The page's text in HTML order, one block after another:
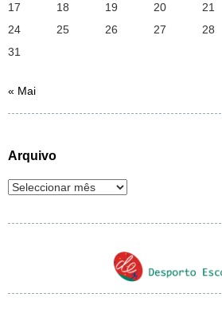
17
18 19 20 21
24
25 26 27 28
31
« Mai
Arquivo